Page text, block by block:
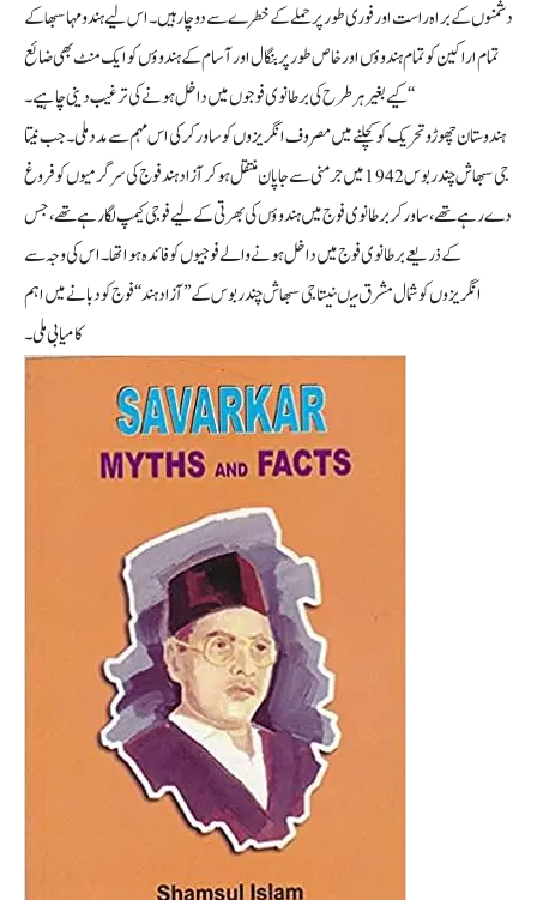
دشمنوں کے براہ راست اور فوری طور پر حملے کے خطرے سے دوچار ہیں۔ اس لیے ہندو مہاسبھا کے
تمام اراکین کو تمام ہندوؤں اور خاص طور پر بنگال اور آسام کے ہندوؤں کو ایک منٹ بھی ضائع
کیے بغیر ہر طرح کی برطانوی فوجوں میں داخل ہونے کی ترغیب دینی چاہیے۔‘‘
ہندوستان چھوڑو تحریک کو کچلنے میں مصروف انگریزوں کو ساورکر کی اس مہم سے مدد ملی۔ جب نیتا
جی سبھاش چندر بوس 1942 میں جرمنی سے جاپان منتقل ہو کر آزاد ہند فوج کی سرگرمیوں کو فروغ
دے رہے تھے، ساورکر برطانوی فوج میں ہندوؤں کی بھرتی کے لیے فوجی کیمپ لگا رہے تھے، جس
کے ذریعے برطانوی فوج میں داخل ہونے والے فوجیوں کو فائدہ ہوا تھا۔اس کی وجہ سے
انگریزوں کو شمال مشرق میںنیتاجی سبھاش چندر بوس کے ’’آزاد ہند‘‘ فوج کو دبانے میں اہم
کامیابی ملی۔